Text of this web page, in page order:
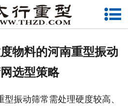
网站首页
物料的河南重型振动
选型策略
振动筛常需处理硬度较高、